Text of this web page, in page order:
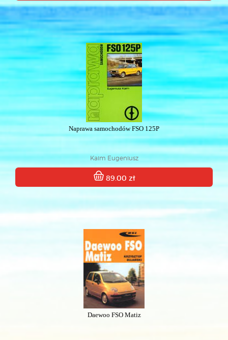
Naprawa samochodów FSO 125P
Kaim Eugeniusz
89.00 zł
Daewoo FSO Matiz